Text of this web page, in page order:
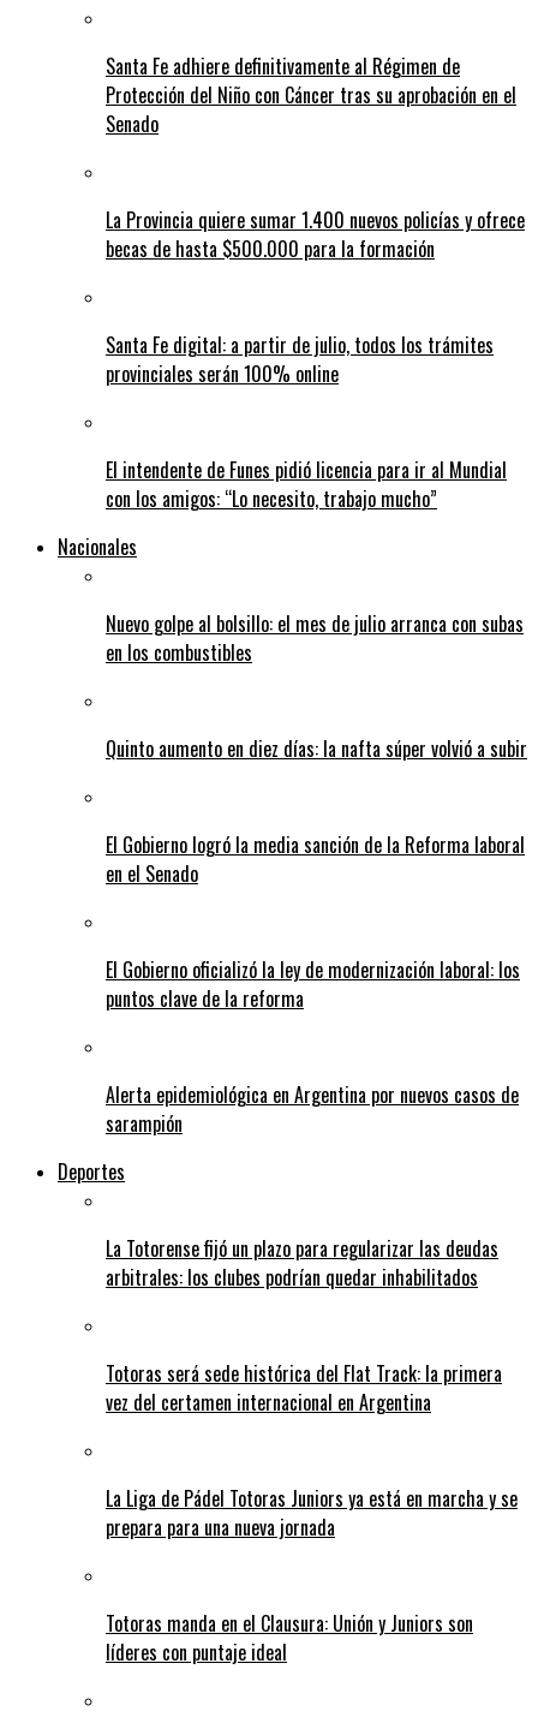
Santa Fe adhiere definitivamente al Régimen de
Protección del Niño con Cáncer tras su aprobación en el
Senado
La Provincia quiere sumar 1.400 nuevos policías y ofrece
becas de hasta $500.000 para la formación
Santa Fe digital: a partir de julio, todos los trámites
provinciales serán 100% online
El intendente de Funes pidió licencia para ir al Mundial
con los amigos: “Lo necesito, trabajo mucho”
Nacionales
Nuevo golpe al bolsillo: el mes de julio arranca con subas
en los combustibles
Quinto aumento en diez días: la nafta súper volvió a subir
El Gobierno logró la media sanción de la Reforma laboral
en el Senado
El Gobierno oficializó la ley de modernización laboral: los
puntos clave de la reforma
Alerta epidemiológica en Argentina por nuevos casos de
sarampión
Deportes
La Totorense fijó un plazo para regularizar las deudas
arbitrales: los clubes podrían quedar inhabilitados
Totoras será sede histórica del Flat Track: la primera
vez del certamen internacional en Argentina
La Liga de Pádel Totoras Juniors ya está en marcha y se
prepara para una nueva jornada
Totoras manda en el Clausura: Unión y Juniors son
líderes con puntaje ideal